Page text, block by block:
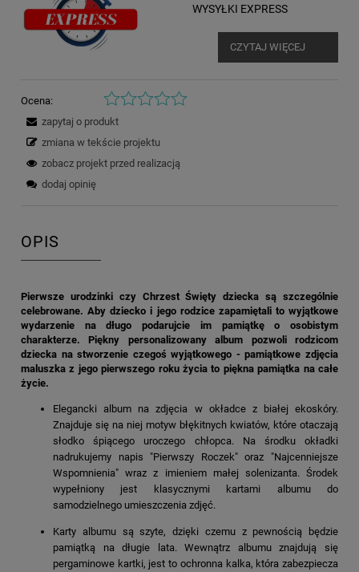
WYSYŁKI EXPRESS
CZYTAJ WIĘCEJ
Ocena:
zapytaj o produkt
zmiana w tekście projektu
zobacz projekt przed realizacją
dodaj opinię
OPIS
Pierwsze urodzinki czy Chrzest Święty dziecka są szczególnie
celebrowane. Aby dziecko i jego rodzice zapamiętali to wyjątkowe
wydarzenie na długo podarujcie im pamiątkę o osobistym
charakterze. Piękny personalizowany album pozwoli rodzicom
dziecka na stworzenie czegoś wyjątkowego - pamiątkowe zdjęcia
maluszka z jego pierwszego roku życia to piękna pamiątka na całe
życie.
Elegancki album na zdjęcia w okładce z białej ekoskóry.
Znajduje się na niej motyw błękitnych kwiatów, które otaczają
słodko śpiącego uroczego chłopca. Na środku okładki
nadrukujemy napis "Pierwszy Roczek" oraz "Najcenniejsze
Wspomnienia" wraz z imieniem małej solenizanta. Środek
wypełniony jest klasycznymi kartami albumu do
samodzielnego umieszczenia zdjęć.
Karty albumu są szyte, dzięki czemu z pewnością będzie
pamiątką na długie lata. Wewnątrz albumu znajdują się
pergaminowe kartki, jest to ochronna kalka, która zabezpiecza